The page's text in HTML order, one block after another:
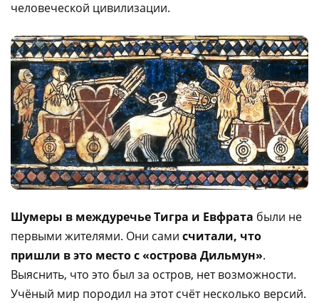
человеческой цивилизации.
Шумеры в междуречье Тигра и Евфрата были не
первыми жителями. Они сами считали, что
пришли в это место с «острова Дильмун».
Выяснить, что это был за остров, нет возможности.
Учёный мир породил на этот счёт несколько версий.